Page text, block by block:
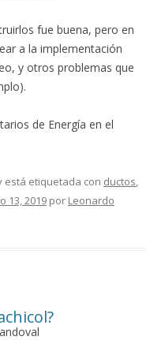
fue buena, pero en
a la implementación
y otros problemas que
de Energía en el
está etiquetada con ductos
13, 2019 por Leonardo